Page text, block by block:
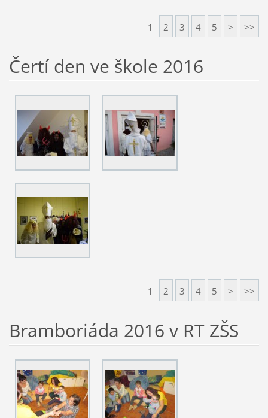
1 2 3 4 5 > >>
Čertí den ve škole 2016
1 2 3 4 5 > >>
Bramboriáda 2016 v RT ZŠS